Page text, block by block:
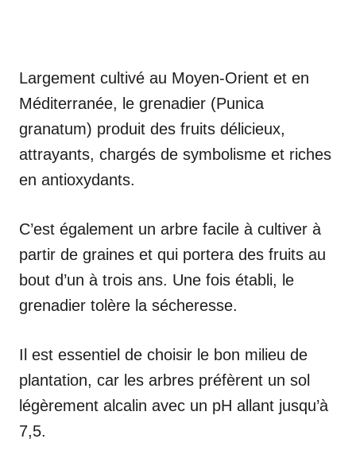
Largement cultivé au Moyen-Orient et en
Méditerranée, le grenadier (Punica
granatum) produit des fruits délicieux,
attrayants, chargés de symbolisme et riches
en antioxydants.
C’est également un arbre facile à cultiver à
partir de graines et qui portera des fruits au
bout d’un à trois ans. Une fois établi, le
grenadier tolère la sécheresse.
Il est essentiel de choisir le bon milieu de
plantation, car les arbres préfèrent un sol
légèrement alcalin avec un pH allant jusqu’à
7,5.